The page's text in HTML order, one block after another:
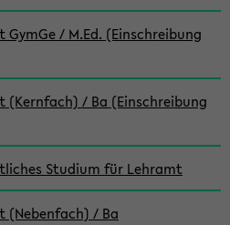
GymGe / M.Ed. (Einschreibung
(Kernfach) / Ba (Einschreibung
Studium für Lehramt
(Nebenfach) / Ba